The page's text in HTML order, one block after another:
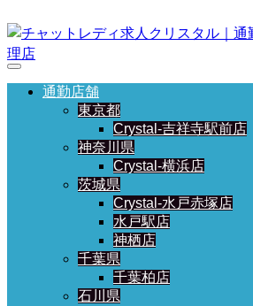
通勤店舗
東京都
Crystal-吉祥寺駅前店
神奈川県
Crystal-横浜店
茨城県
Crystal-水戸赤塚店
水戸駅店
神栖店
千葉県
千葉柏店
石川県